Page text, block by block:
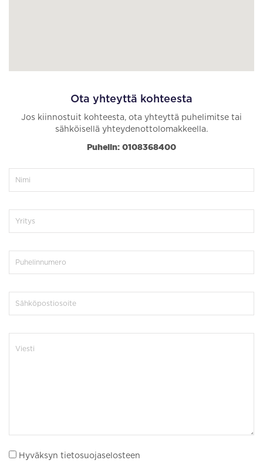
Ota yhteyttä kohteesta
Jos kiinnostuit kohteesta, ota yhteyttä puhelimitse tai
sähköisellä yhteydenottolomakkeella.
Puhelin: 0108368400
Hyväksyn tietosuojaselosteen